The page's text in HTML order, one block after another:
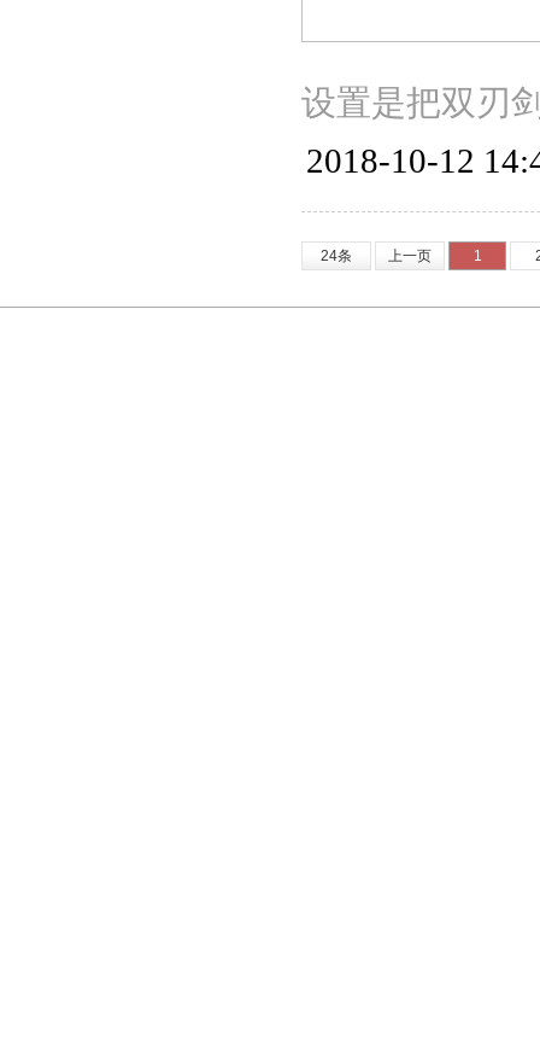
设置是把双刃
2018-10-12
24条 上一页 1